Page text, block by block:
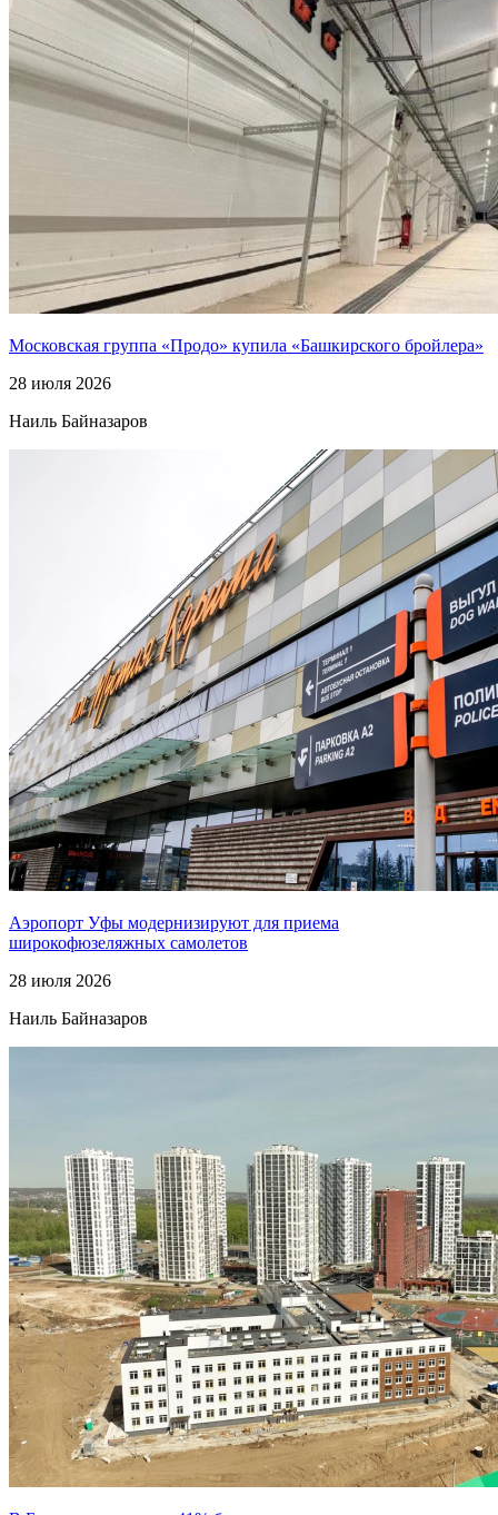
Московская группа «Продо» купила «Башкирского бройлера»
28 июля 2026
Наиль Байназаров
Аэропорт Уфы модернизируют для приема
широкофюзеляжных самолетов
28 июля 2026
Наиль Байназаров